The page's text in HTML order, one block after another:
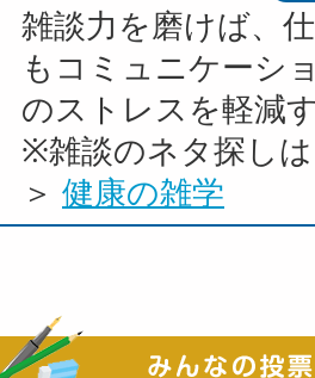
雑談力を磨けば、
もコミュニケーシ
のストレスを軽減
※雑談のネタ探し
＞ 健康の雑学